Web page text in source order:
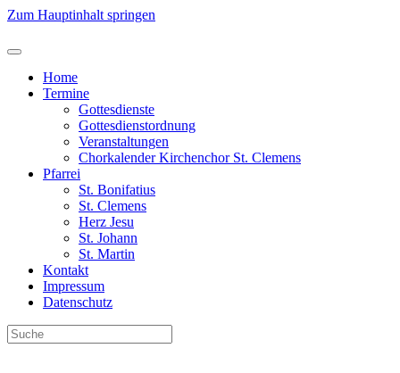
Zum Hauptinhalt springen
Home
Termine
Gottesdienste
Gottesdienstordnung
Veranstaltungen
Chorkalender Kirchenchor St. Clemens
Pfarrei
St. Bonifatius
St. Clemens
Herz Jesu
St. Johann
St. Martin
Kontakt
Impressum
Datenschutz